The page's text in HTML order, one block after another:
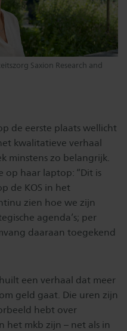
Saxion Research and
de eerste plaats wellicht
kwalitatieve verhaal
minstens zo belangrijk.
op haar laptop: “Dit is
de KOS in het
zien hoe we zijn
agenda’s; per
daaraan toegekend
een verhaal dat meer
geld gaat. Die uren zijn
hebt over
het mkb zijn – net als in